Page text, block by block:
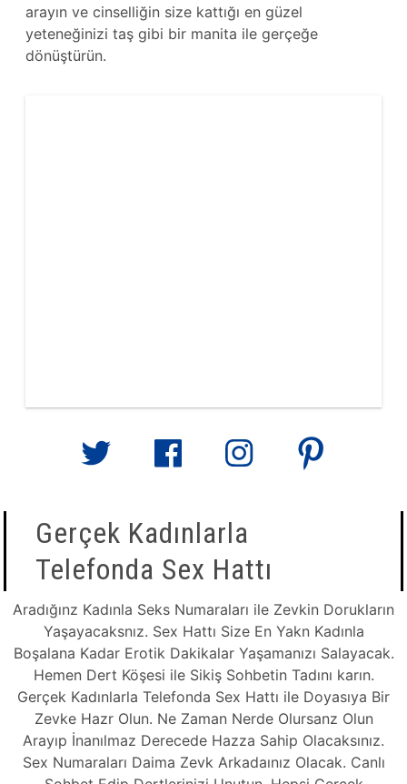
arayın ve cinselliğin size kattığı en güzel
yeteneğinizi taş gibi bir manita ile gerçeğe
dönüştürün.
Gerçek Kadınlarla
Telefonda Sex Hattı
Aradığınz Kadınla Seks Numaraları ile Zevkin Dorukların
Yaşayacaksnız. Sex Hattı Size En Yakn Kadınla
Boşalana Kadar Erotik Dakikalar Yaşamanızı Salayacak.
Hemen Dert Köşesi ile Sikiş Sohbetin Tadını karın.
Gerçek Kadınlarla Telefonda Sex Hattı ile Doyasıya Bir
Zevke Hazr Olun. Ne Zaman Nerde Olursanz Olun
Arayıp İnanılmaz Derecede Hazza Sahip Olacaksınız.
Sex Numaraları Daima Zevk Arkadaınız Olacak. Canlı